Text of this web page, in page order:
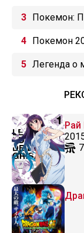
Покемон:
Покемон
Легенда о
Рай